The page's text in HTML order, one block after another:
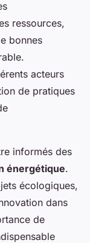
ressources,
bonnes
acteurs
de pratiques
informés des
énergétique.
écologiques,
dans
de